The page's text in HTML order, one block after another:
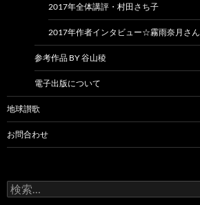
2017年全体講評・村田さち子
2017年作者インタビュー☆霧雨奈月さん
参考作品 BY 谷山稜
電子出版について
地球讃歌
お問合わせ
検
索: